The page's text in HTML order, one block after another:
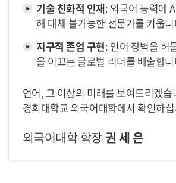
기술 친화적 인재: 외국어 능력에
해 대체 불가능한 전문가를 키웁
지구적 존엄 구현: 언어 장벽을 허
을 이끄는 글로벌 리더를 배출합
언어, 그 이상의 미래를 보여드리겠습
경희대학교 외국어대학에서 확인하
외국어대학 학장권 세 은